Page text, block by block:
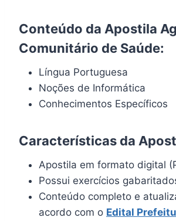
Conteúdo da Apostila
Comunitário de Saúde:
Língua Portuguesa
Noções de Informática
Conhecimentos Específicos
Características da
Apostila em formato digital
Possui exercícios
Conteúdo completo e
acordo com o Edital